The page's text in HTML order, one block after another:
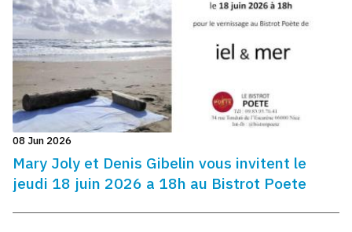
08 Jun 2026
Mary Joly et Denis Gibelin vous invitent le
jeudi 18 juin 2026 a 18h au Bistrot Poete